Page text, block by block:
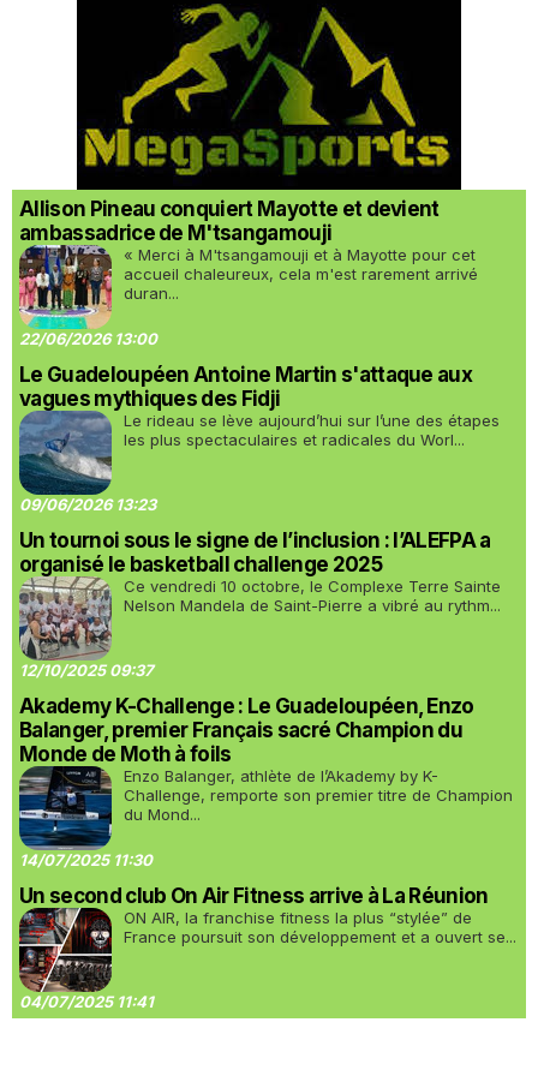
Allison Pineau conquiert Mayotte et devient
ambassadrice de M'tsangamouji
« Merci à M'tsangamouji et à Mayotte pour cet
accueil chaleureux, cela m'est rarement arrivé
duran...
22/06/2026 13:00
Le Guadeloupéen Antoine Martin s'attaque aux
vagues mythiques des Fidji
Le rideau se lève aujourd’hui sur l’une des étapes
les plus spectaculaires et radicales du Worl...
09/06/2026 13:23
Un tournoi sous le signe de l’inclusion : l’ALEFPA a
organisé le basketball challenge 2025
Ce vendredi 10 octobre, le Complexe Terre Sainte
Nelson Mandela de Saint-Pierre a vibré au rythm...
12/10/2025 09:37
Akademy K-Challenge : Le Guadeloupéen, Enzo
Balanger, premier Français sacré Champion du
Monde de Moth à foils
Enzo Balanger, athlète de l’Akademy by K-
Challenge, remporte son premier titre de Champion
du Mond...
14/07/2025 11:30
Un second club On Air Fitness arrive à La Réunion
ON AIR, la franchise fitness la plus “stylée” de
France poursuit son développement et a ouvert se...
04/07/2025 11:41